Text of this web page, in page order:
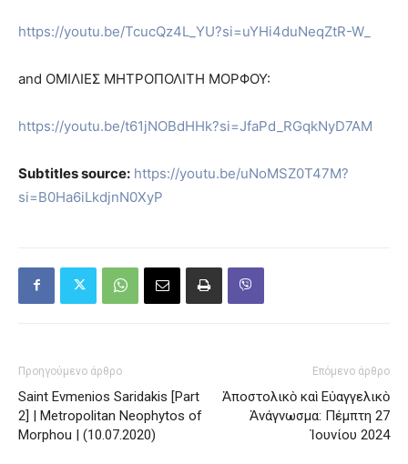
https://youtu.be/TcucQz4L_YU?si=uYHi4duNeqZtR-W_
and ΟΜΙΛΙΕΣ ΜΗΤΡΟΠΟΛΙΤΗ ΜΟΡΦΟΥ:
https://youtu.be/t61jNOBdHHk?si=JfaPd_RGqkNyD7AM
Subtitles source: https://youtu.be/uNoMSZ0T47M?
si=B0Ha6iLkdjnN0XyP
Προηγούμενο άρθρο
Saint Evmenios Saridakis [Part
2] | Metropolitan Neophytos of
Morphou | (10.07.2020)
Επόμενο άρθρο
Ἀποστολικὸ καὶ Εὐαγγελικὸ
Ἀνάγνωσμα: Πέμπτη 27
Ἰουνίου 2024